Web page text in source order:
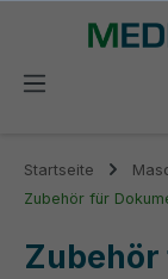
springen
Startseite
Zubehör für